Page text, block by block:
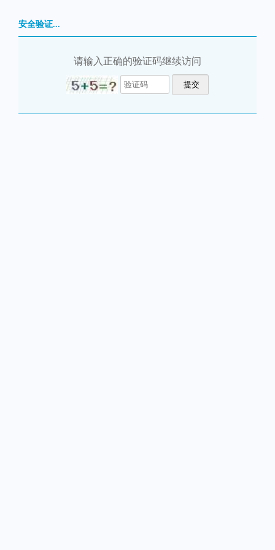
安全验证...
请输入正确的验证码继续访问